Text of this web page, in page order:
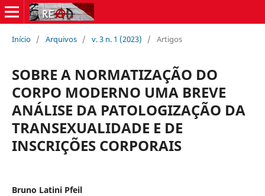
Início / Arquivos / v. 3 n. 1 (2023) / Artigos
SOBRE A NORMATIZAÇÃO DO
CORPO MODERNO UMA BREVE
ANÁLISE DA PATOLOGIZAÇÃO DA
TRANSEXUALIDADE E DE
INSCRIÇÕES CORPORAIS
Bruno Latini Pfeil